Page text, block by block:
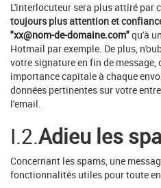
L'interlocuteur sera plus attiré par
toujours plus attention et
"xx@nom-de-domaine.com"qu'à
Hotmail par exemple. De plus,
votre signature en fin de message,
importance capitale à chaque
données pertinentes sur votre
l'email.
I.2.Adieu les
Concernant les spams, une
fonctionnalités utiles pour toute